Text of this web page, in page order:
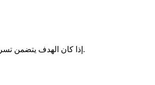
إذا كان الهدف يتضمن تسربًا غير مرغوب فيه، فقم بزيادة حدة المطالبة النصية أو إضافة مطالبة نطاق للتركيز على اللحظة التي يكون فيها المصدر أنظف.